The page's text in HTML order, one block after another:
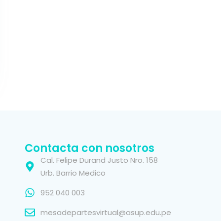
Contacta con nosotros
Cal. Felipe Durand Justo Nro. 158
Urb. Barrio Medico
952 040 003
mesadepartesvirtual@asup.edu.pe